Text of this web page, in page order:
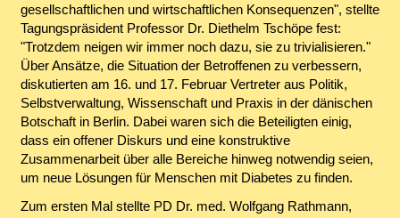
gesellschaftlichen und wirtschaftlichen Konsequenzen", stellte
Tagungspräsident Professor Dr. Diethelm Tschöpe fest:
"Trotzdem neigen wir immer noch dazu, sie zu trivialisieren."
Über Ansätze, die Situation der Betroffenen zu verbessern,
diskutierten am 16. und 17. Februar Vertreter aus Politik,
Selbstverwaltung, Wissenschaft und Praxis in der dänischen
Botschaft in Berlin. Dabei waren sich die Beteiligten einig,
dass ein offener Diskurs und eine konstruktive
Zusammenarbeit über alle Bereiche hinweg notwendig seien,
um neue Lösungen für Menschen mit Diabetes zu finden.
Zum ersten Mal stellte PD Dr. med. Wolfgang Rathmann,